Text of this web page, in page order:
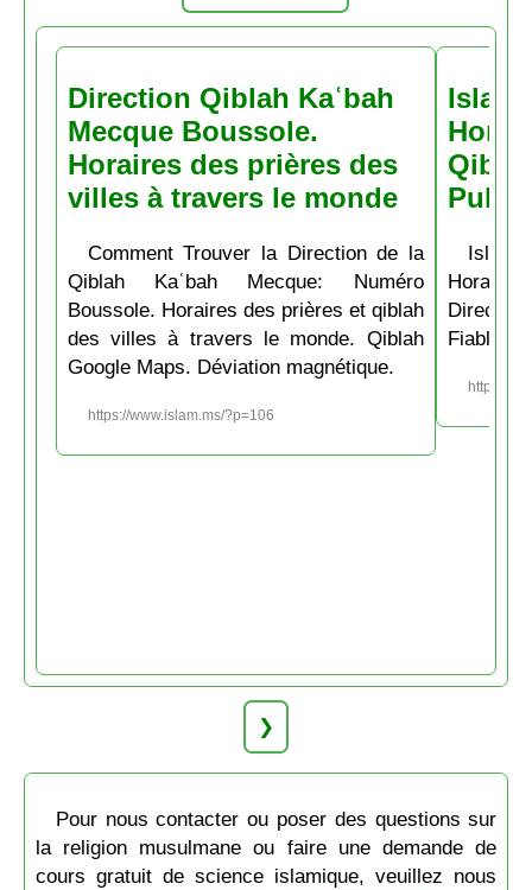
Direction Qiblah Kaʿbah
Mecque Boussole.
Horaires des prières des
villes à travers le monde
Comment Trouver la Direction de la
Qiblah Kaʿbah Mecque: Numéro
Boussole. Horaires des prières et qiblah
des villes à travers le monde. Qiblah
Google Maps. Déviation magnétique.
https://www.islam.ms/?p=106
Pubs
Fiable et
https://
❯
Pour nous contacter ou poser des questions sur
la religion musulmane ou faire une demande de
cours gratuit de science islamique, veuillez nous